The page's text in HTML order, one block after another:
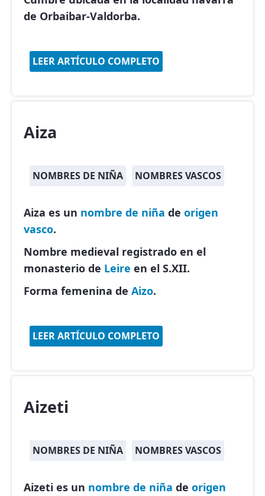
de Orbaibar-Valdorba.
LEER ARTÍCULO COMPLETO
Aiza
NOMBRES DE NIÑA NOMBRES VASCOS
Aiza es un nombre de niña de origen
vasco.
Nombre medieval registrado en el
monasterio de Leire en el S.XII.
Forma femenina de Aizo.
LEER ARTÍCULO COMPLETO
Aizeti
NOMBRES DE NIÑA NOMBRES VASCOS
Aizeti es un nombre de niña de origen